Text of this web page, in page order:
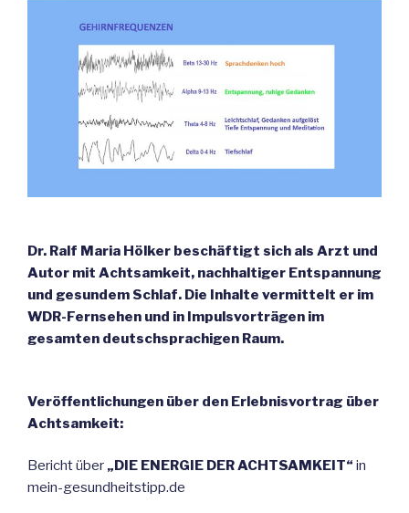
Dr. Ralf Maria Hölker beschäftigt sich als Arzt und
Autor mit Achtsamkeit, nachhaltiger Entspannung
und gesundem Schlaf. Die Inhalte vermittelt er im
WDR-Fernsehen und in Impulsvorträgen im
gesamten deutschsprachigen Raum.
Veröffentlichungen über den Erlebnisvortrag über
Achtsamkeit:
Bericht über „DIE ENERGIE DER ACHTSAMKEIT“ in
mein-gesundheitstipp.de